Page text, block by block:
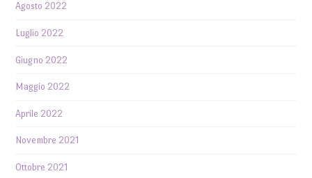
Agosto 2022
Luglio 2022
Giugno 2022
Maggio 2022
Aprile 2022
Novembre 2021
Ottobre 2021